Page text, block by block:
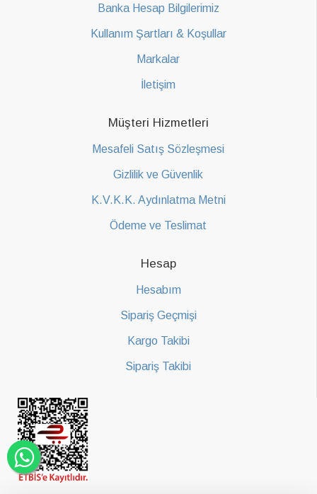
Banka Hesap Bilgilerimiz
Kullanım Şartları & Koşullar
Markalar
İletişim
Müşteri Hizmetleri
Mesafeli Satış Sözleşmesi
Gizlilik ve Güvenlik
K.V.K.K. Aydınlatma Metni
Ödeme ve Teslimat
Hesap
Hesabım
Sipariş Geçmişi
Kargo Takibi
Sipariş Takibi